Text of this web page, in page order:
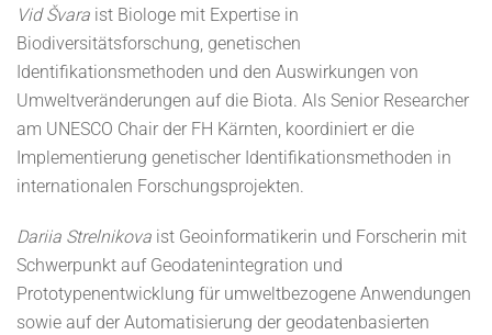
Vid Švara ist Biologe mit Expertise in
Biodiversitätsforschung, genetischen
Identifikationsmethoden und den Auswirkungen von
Umweltveränderungen auf die Biota. Als Senior Researcher
am UNESCO Chair der FH Kärnten, koordiniert er die
Implementierung genetischer Identifikationsmethoden in
internationalen Forschungsprojekten.
Dariia Strelnikova ist Geoinformatikerin und Forscherin mit
Schwerpunkt auf Geodatenintegration und
Prototypenentwicklung für umweltbezogene Anwendungen
sowie auf der Automatisierung der geodatenbasierten